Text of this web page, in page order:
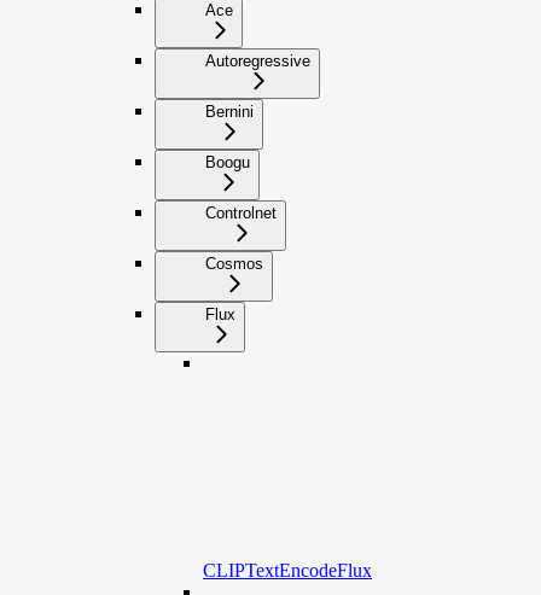
Ace
Autoregressive
Bernini
Boogu
Controlnet
Cosmos
Flux
CLIPTextEncodeFlux